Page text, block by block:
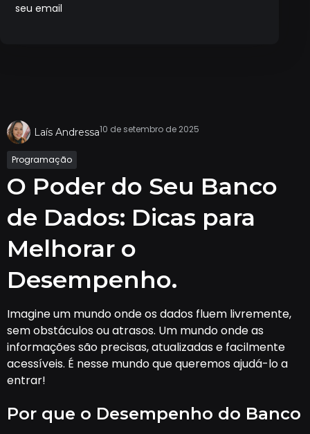
seu email
Laís Andressa10 de setembro de 2025
Programação
O Poder do Seu Banco
de Dados: Dicas para
Melhorar o
Desempenho.
Imagine um mundo onde os dados fluem livremente,
sem obstáculos ou atrasos. Um mundo onde as
informações são precisas, atualizadas e facilmente
acessíveis. É nesse mundo que queremos ajudá-lo a
entrar!
Por que o Desempenho do Banco